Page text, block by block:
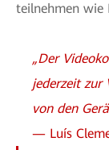
teilnehmen wie
„Der
jederzeit zur
von den
— Luís